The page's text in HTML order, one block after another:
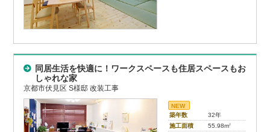
同居生活を快適に！ワークスペースも住居スペースもお
しゃれな家
京都市伏見区 S様邸 改装工事
NEW
築年数
32年
施工面積
55.98m2